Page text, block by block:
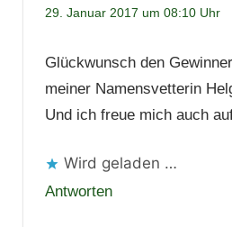
29. Januar 2017 um 08:10 Uhr
Glückwunsch den
meiner Namensvetterin
Und ich freue mich auch
Wird geladen …
Antworten